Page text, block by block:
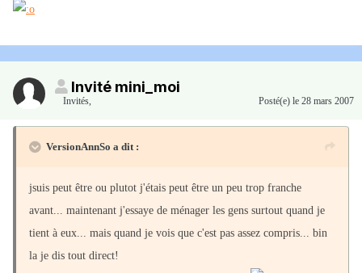
Invité mini_moi
Invités, Posté(e) le 28 mars 2007
VersionAnnSo a dit :
jsuis peut être ou plutot j'étais peut être un peu trop franche
avant... maintenant j'essaye de ménager les gens surtout quand je
tient à eux... mais quand je vois que c'est pas assez compris... bin
la je dis tout direct!